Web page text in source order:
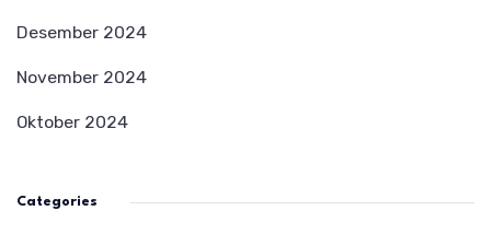
Desember 2024
November 2024
Oktober 2024
Categories